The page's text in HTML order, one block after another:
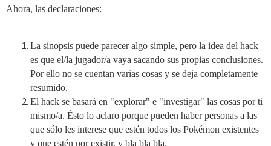
Ahora, las declaraciones:
La sinopsis puede parecer algo simple, pero la idea del hack
es que el/la jugador/a vaya sacando sus propias conclusiones.
Por ello no se cuentan varias cosas y se deja completamente
resumido.
El hack se basará en "explorar" e "investigar" las cosas por ti
mismo/a. Ésto lo aclaro porque pueden haber personas a las
que sólo les interese que estén todos los Pokémon existentes
y que estén por existir, y bla bla bla.